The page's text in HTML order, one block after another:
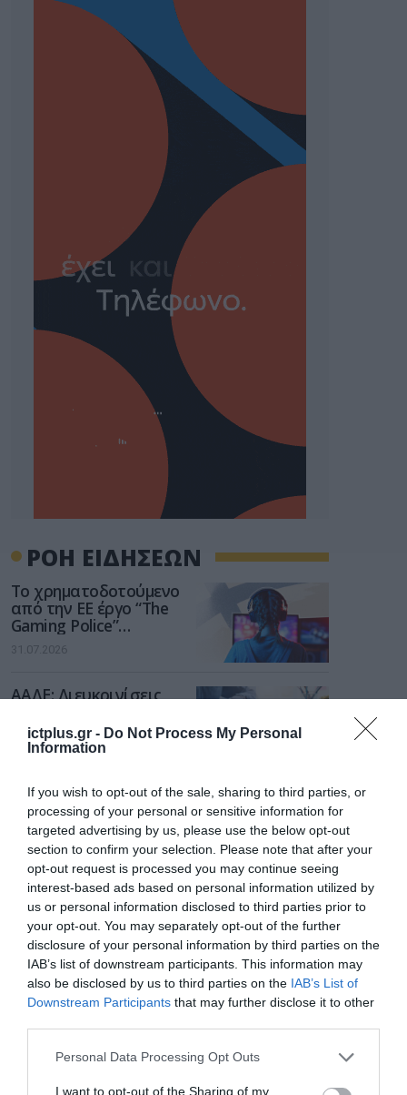
ictplus.gr - Do Not Process My Personal
Information
If you wish to opt-out of the sale, sharing to third parties, or
processing of your personal or sensitive information for
targeted advertising by us, please use the below opt-out
section to confirm your selection. Please note that after your
opt-out request is processed you may continue seeing
interest-based ads based on personal information utilized by
us or personal information disclosed to third parties prior to
your opt-out. You may separately opt-out of the further
disclosure of your personal information by third parties on the
IAB’s list of downstream participants. This information may
also be disclosed by us to third parties on the IAB’s List of
Downstream Participants that may further disclose it to other
Please note that this website/app uses one or more Google
not limited to your visit or usage behaviour. You may click to
Personal Data Processing Opt Outs
I want to opt-out of the Sharing of my
ΡΟΗ ΕΙΔΗΣΕΩΝ
Το χρηματοδοτούμενο
από την ΕΕ έργο “The
Gaming Police”
ενισχύει την ασφάλεια
των παιδιών στο
31.07.2026
ΑΑΔΕ: Διευκρινίσεις
παραβάσεις που
αφορούν τους ΦΗΜ
31.07.2026
Σ. Καλαφάτης: «Η
Τεχνητή Νοημοσύνη
δεν είναι απλώς μια
νέα τεχνολογία, είναι
μια νέα βιομηχανική
επανάσταση»
31.07.2026
Νέος οδηγός του ΕΚΤ
για τη χρηματοδότηση
των ελληνικών
επιχειρήσεων στον
χώρο της άμυνας
31.07.2026
Η πιο ταξιδιάρικη
υπογραφή της Xiaomi
31.07.2026